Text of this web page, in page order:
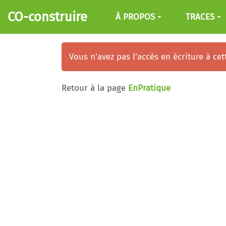
Aller au contenu principal
CO-construire À PROPOS TRACES
Vous n'avez pas l'accès en écriture à
Retour à la page EnPratique